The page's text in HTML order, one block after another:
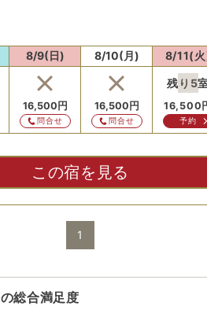
8/9(日)
16,500 円
問合せ
8/10(月)
16,500 円
問合せ
8/11(
残り 5
16,500
予約
この宿を見る
1
の総合満足度